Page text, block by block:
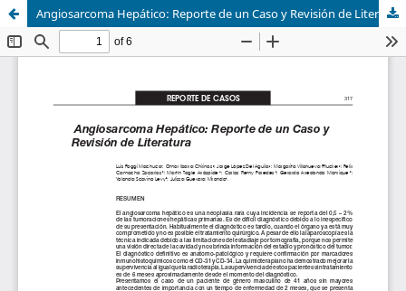
Angiosarcoma Hepático: Reporte de un Caso y Revisión de Literatura